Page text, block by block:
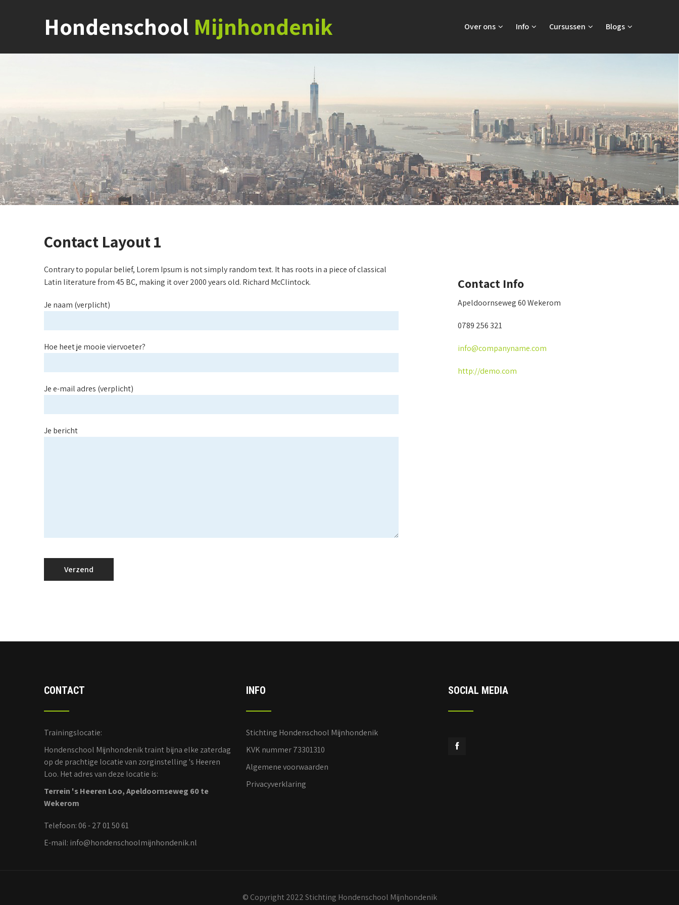
Hondenschool Mijnhondenik Over ons Info Cursussen Blogs
Contact Layout 1
Contrary to popular belief, Lorem Ipsum is not simply random text. It has roots in a piece of classical
Latin literature from 45 BC, making it over 2000 years old. Richard McClintock.
Je naam (verplicht)
Hoe heet je mooie viervoeter?
Je e-mail adres (verplicht)
Je bericht
Contact Info
Apeldoornseweg 60 Wekerom
0789 256 321
info@companyname.com
http://demo.com
CONTACT
Trainingslocatie:
Hondenschool Mijnhondenik traint bijna elke zaterdag
op de prachtige locatie van zorginstelling 's Heeren
Loo. Het adres van deze locatie is:
Terrein 's Heeren Loo, Apeldoornseweg 60 te
Wekerom
Telefoon: 06 - 27 01 50 61
E-mail: info@hondenschoolmijnhondenik.nl
INFO
Stichting Hondenschool Mijnhondenik
KVK nummer 73301310
Algemene voorwaarden
Privacyverklaring
SOCIAL MEDIA
© Copyright 2022 Stichting Hondenschool Mijnhondenik